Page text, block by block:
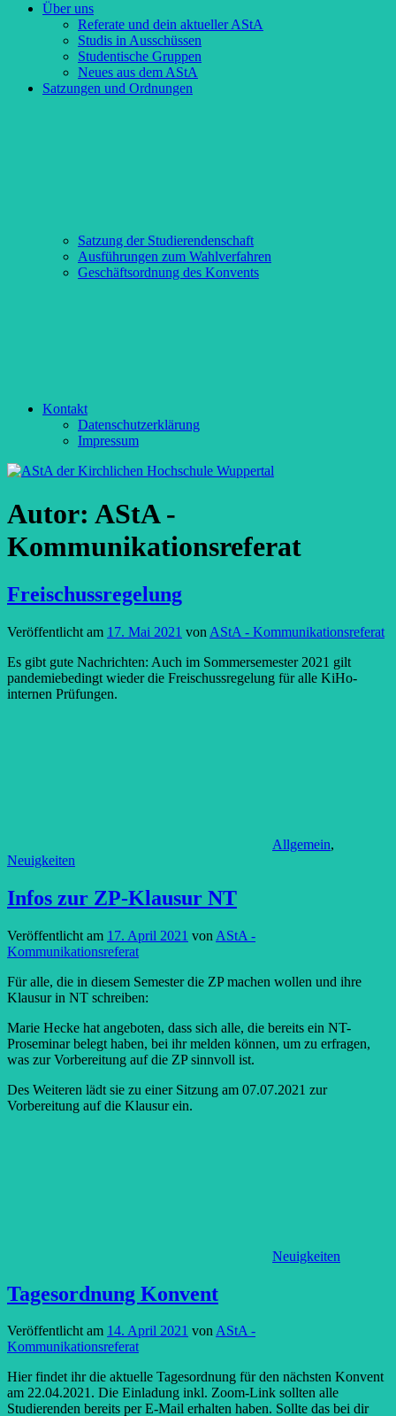
Über uns
Referate und dein aktueller AStA
Studis in Ausschüssen
Studentische Gruppen
Neues aus dem AStA
Satzungen und Ordnungen
Satzung der Studierendenschaft
Ausführungen zum Wahlverfahren
Geschäftsordnung des Konvents
Kontakt
Datenschutzerklärung
Impressum
Autor: AStA -
Kommunikationsreferat
Freischussregelung
Veröffentlicht am 17. Mai 2021 von AStA - Kommunikationsreferat
Es gibt gute Nachrichten: Auch im Sommersemester 2021 gilt
pandemiebedingt wieder die Freischussregelung für alle KiHo-
internen Prüfungen.
Allgemein,
Neuigkeiten
Infos zur ZP-Klausur NT
Veröffentlicht am 17. April 2021 von AStA -
Kommunikationsreferat
Für alle, die in diesem Semester die ZP machen wollen und ihre
Klausur in NT schreiben:
Marie Hecke hat angeboten, dass sich alle, die bereits ein NT-
Proseminar belegt haben, bei ihr melden können, um zu erfragen,
was zur Vorbereitung auf die ZP sinnvoll ist.
Des Weiteren lädt sie zu einer Sitzung am 07.07.2021 zur
Vorbereitung auf die Klausur ein.
Neuigkeiten
Tagesordnung Konvent
Veröffentlicht am 14. April 2021 vonAStA -
Kommunikationsreferat
Hier findet ihr die aktuelle Tagesordnung für den nächsten Konvent
am 22.04.2021. Die Einladung inkl. Zoom-Link sollten alle
Studierenden bereits per E-Mail erhalten haben. Sollte das bei dir